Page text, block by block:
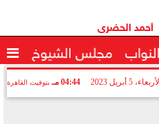
أحمد الحضرى
مجلس الشيوخ 
الأربعاء، 5 أبريل 2023 04:44 مـ بتوقيت القاهرة